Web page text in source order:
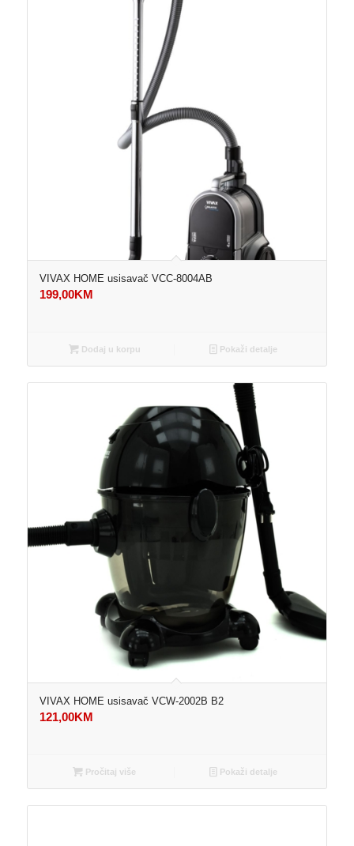
VIVAX HOME usisavač VCC-8004AB
199,00KM
Dodaj u korpu Pokaži detalje
VIVAX HOME usisavač VCW-2002B B2
121,00KM
Pročitaj više Pokaži detalje